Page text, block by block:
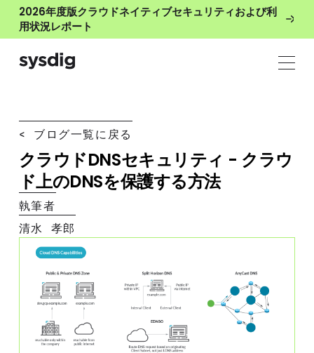
2026年度版クラウドネイティブセキュリティおよび利
用状況レポート
< ブログ一覧に戻る
クラウドDNSセキュリティ - クラウ
ド上のDNSを保護する方法
執筆者
清水 孝郎